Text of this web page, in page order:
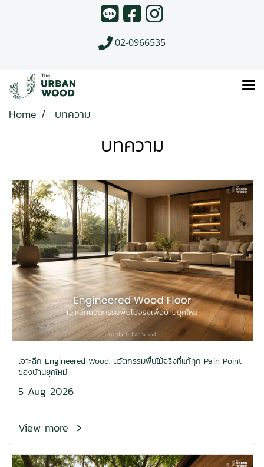
02-0966535
Home บทความ
บทความ
เจาะลึก Engineered Wood: นวัตกรรมพื้นไม้จริงที่แก้ทุก Pain Point
ของบ้านยุคใหม่
5 Aug 2026
View more